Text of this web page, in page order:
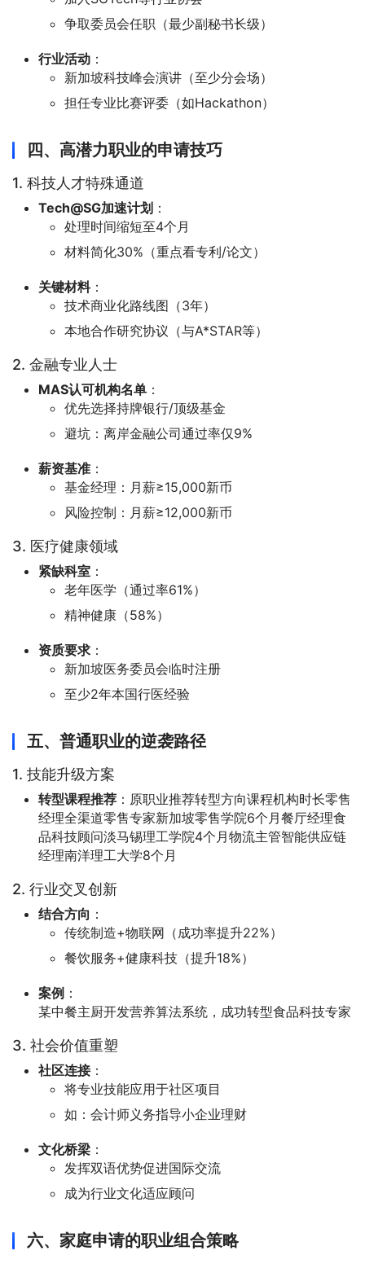
争取委员会任职（最少副秘书长级）
行业活动 ：
新加坡科技峰会演讲（至少分会场）
担任专业比赛评委（如Hackathon）
四、高潜力职业的申请技巧
1. 科技人才特殊通道
Tech@SG加速计划 ：
处理时间缩短至4个月
材料简化30%（重点看专利/论文）
关键材料：
技术商业化路线图（3年）
本地合作研究协议（与A*STAR等）
2. 金融专业人士
MAS认可机构名单 ：
优先选择持牌银行/顶级基金
避坑：离岸金融公司通过率仅9%
薪资基准 ：
基金经理：月薪≥15,000新币
风险控制：月薪≥12,000新币
3. 医疗健康领域
紧缺科室 ：
老年医学（通过率61%）
精神健康（58%）
资质要求 ：
新加坡医务委员会临时注册
至少2年本国行医经验
五、普通职业的逆袭路径
1. 技能升级方案
转型课程推荐 ：原职业推荐转型方向课程机构时长零售
经理全渠道零售专家新加坡零售学院6个月餐厅经理食
品科技顾问淡马锡理工学院4个月物流主管智能供应链
经理南洋理工大学8个月
2. 行业交叉创新
结合方向 ：
传统制造+物联网（成功率提升22%）
餐饮服务+健康科技（提升18%）
案例 ：
某中餐主厨开发营养算法系统，成功转型食品科技专家
3. 社会价值重塑
社区连接：
将专业技能应用于社区项目
如：会计师义务指导小企业理财
文化桥梁 ：
发挥双语优势促进国际交流
成为行业文化适应顾问
六、家庭申请的职业组合策略